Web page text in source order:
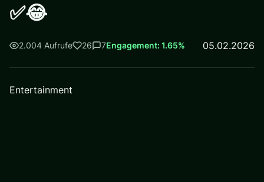
✅😂
2.004 Aufrufe 26 7Engagement: 1.65% 05.02.2026
Entertainment